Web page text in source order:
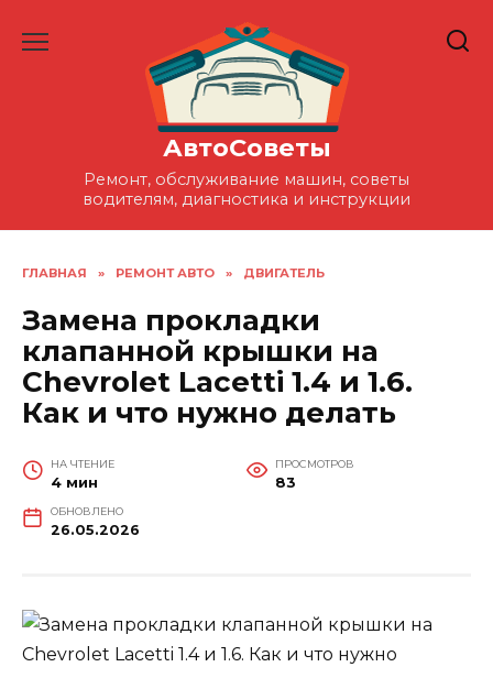
АвтоСоветы
Ремонт, обслуживание машин, советы
водителям, диагностика и инструкции
ГЛАВНАЯ » РЕМОНТ АВТО » ДВИГАТЕЛЬ
Замена прокладки
клапанной крышки на
Chevrolet Lacetti 1.4 и 1.6.
Как и что нужно делать
НА ЧТЕНИЕ
4 мин
ПРОСМОТРОВ
83
ОБНОВЛЕНО
26.05.2026